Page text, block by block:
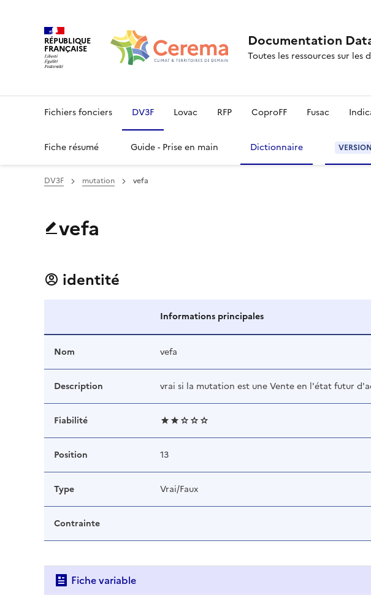
RÉPUBLIQUE
FRANÇAISE Documentation
Toutes les ressources sur les
Fichiers fonciers DV3F Lovac RFP CoproFF Fusac
Fiche résumé Guide - Prise en main Dictionnaire
DV3F mutation vefa
vefa
identité
Informations principales
Nom vefa
Description vrai si la mutation est une Vente en l'état futur
Fiabilité
Position 13
Type Vrai/Faux
Contrainte
Fiche variable